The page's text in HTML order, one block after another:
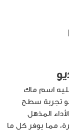
اسم ماك
تجربة سطح
المذهل
مما يوفر كل ما